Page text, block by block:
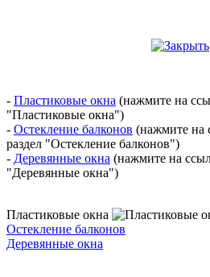
- Пластиковые окна (нажмите на
"Пластиковые окна")
- Остекление балконов (нажмите на
раздел "Остекление балконов")
- Деревянные окна (нажмите на
"Деревянные окна")
Пластиковые окна
Остекление балконов
Деревянные окна